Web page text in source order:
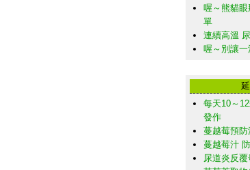
喔～熊貓
單
連續高溫
喔～別讓
每天10～
發作
蔓越莓預防
蔓越莓汁
尿道炎反